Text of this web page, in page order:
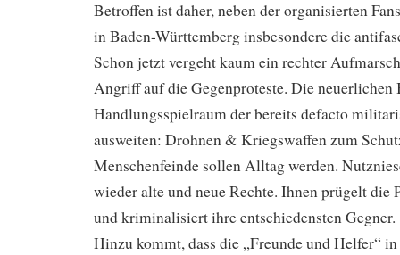
Betroffen ist daher, neben der organisierten
in Baden-Württemberg insbesondere die
Schon jetzt vergeht kaum ein rechter
Angriff auf die Gegenproteste. Die neuerlichen
Handlungsspielraum der bereits defacto
ausweiten: Drohnen & Kriegswaffen zum
Menschenfeinde sollen Alltag werden.
wieder alte und neue Rechte. Ihnen prügelt die
und kriminalisiert ihre entschiedensten Gegner.
Hinzu kommt, dass die „Freunde und Helfer“